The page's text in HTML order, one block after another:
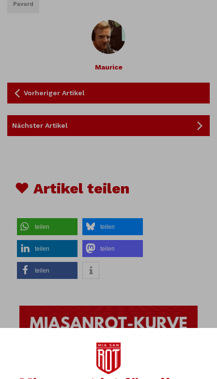
Pavard
Maurice
Vorheriger Artikel
Nächster Artikel
♥ Artikel teilen
teilen teilen
teilen teilen
teilen